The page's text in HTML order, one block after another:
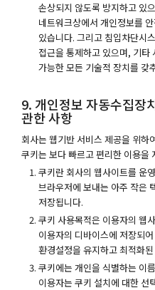
손상되지 않도록 방지하고 있
네트워크상에서 개인정보를
있습니다. 그리고 침입차단시
접근을 통제하고 있으며, 기타
가능한 모든 기술적 장치를 갖
9. 개인정보 자동수집장
관한 사항
회사는 웹기반 서비스 제공을 위하
쿠키는 보다 빠르고 편리한 이용을
쿠키란 회사의 웹사이트를 운
브라우저에 보내는 아주 작은
저장됩니다.
쿠키 사용목적은 이용자의 웹
이용자의 디바이스에 저장되
환경설정을 유지하고 최적화
쿠키에는 개인을 식별하는 이
이용자는 쿠키 설치에 대한 선